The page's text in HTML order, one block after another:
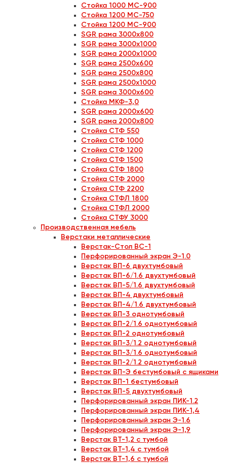
Стойка 1000 МС-900
Стойка 1200 МС-750
Стойка 1200 МС-900
SGR рама 3000х800
SGR рама 3000х1000
SGR рама 2000х1000
SGR рама 2500х600
SGR рама 2500х800
SGR рама 2500х1000
SGR рама 3000х600
Стойка МКФ-3,0
SGR рама 2000х600
SGR рама 2000х800
Стойка СТФ 550
Стойка СТФ 1000
Стойка СТФ 1200
Стойка СТФ 1500
Стойка СТФ 1800
Стойка СТФ 2000
Стойка СТФ 2200
Стойка СТФЛ 1800
Стойка СТФЛ 2000
Стойка СТФУ 3000
Производственная мебель
Верстаки металлические
Верстак-Стол ВС-1
Перфорированный экран Э-1.0
Верстак ВП-6 двухтумбовый
Верстак ВП-6/1.6 двухтумбовый
Верстак ВП-5/1.6 двухтумбовый
Верстак ВП-4 двухтумбовый
Верстак ВП-4/1.6 двухтумбовый
Верстак ВП-3 однотумбовый
Верстак ВП-2/1.6 однотумбовый
Верстак ВП-2 однотумбовый
Верстак ВП-3/1.2 однотумбовый
Верстак ВП-3/1.6 однотумбовый
Верстак ВП-2/1.2 однотумбовый
Верстак ВП-Э бестумбовый с ящиками
Верстак ВП-1 бестумбовый
Верстак ВП-5 двухтумбовый
Перфорированный экран ПИК-1.2
Перфорированный экран ПИК-1,4
Перфорированный экран Э-1.6
Перфорированный экран Э-1,9
Верстак ВТ-1,2 с тумбой
Верстак ВТ-1,4 с тумбой
Верстак ВТ-1,6 с тумбой